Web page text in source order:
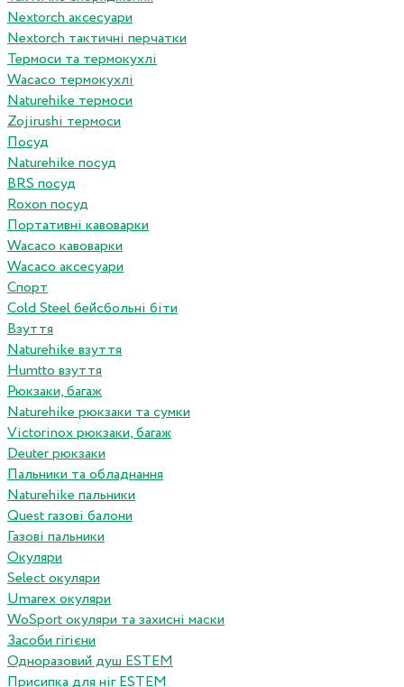
Nextorch аксесуари
Nextorch тактичні перчатки
Термоси та термокухлі
Wacaco термокухлі
Naturehike термоси
Zojirushi термоси
Посуд
Naturehike посуд
BRS посуд
Roxon посуд
Портативні кавоварки
Wacaco кавоварки
Wacaco аксесуари
Спорт
Cold Steel бейсбольні біти
Взуття
Naturehike взуття
Humtto взуття
Рюкзаки, багаж
Naturehike рюкзаки та сумки
Victorinox рюкзаки, багаж
Deuter рюкзаки
Пальники та обладнання
Naturehike пальники
Quest газові балони
Газові пальники
Окуляри
Select окуляри
Umarex окуляри
WoSport окуляри та захисні маски
Засоби гігієни
Одноразовий душ ESTEM
Присипка для ніг ESTEM